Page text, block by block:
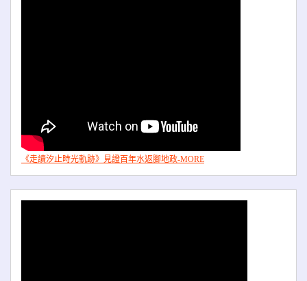
《走讀汐止時光軌跡》見證百年水返腳地政-MORE